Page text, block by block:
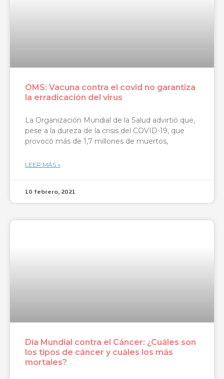
OMS: Vacuna contra el covid no garantiza
la erradicación del virus
La Organización Mundial de la Salud advirtió que,
pese a la dureza de la crisis del COVID-19, que
provocó más de 1,7 millones de muertos,
LEER MÁS »
10 febrero, 2021
Día Mundial contra el Cáncer: ¿Cuáles son
los tipos de cáncer y cuáles los más
mortales?